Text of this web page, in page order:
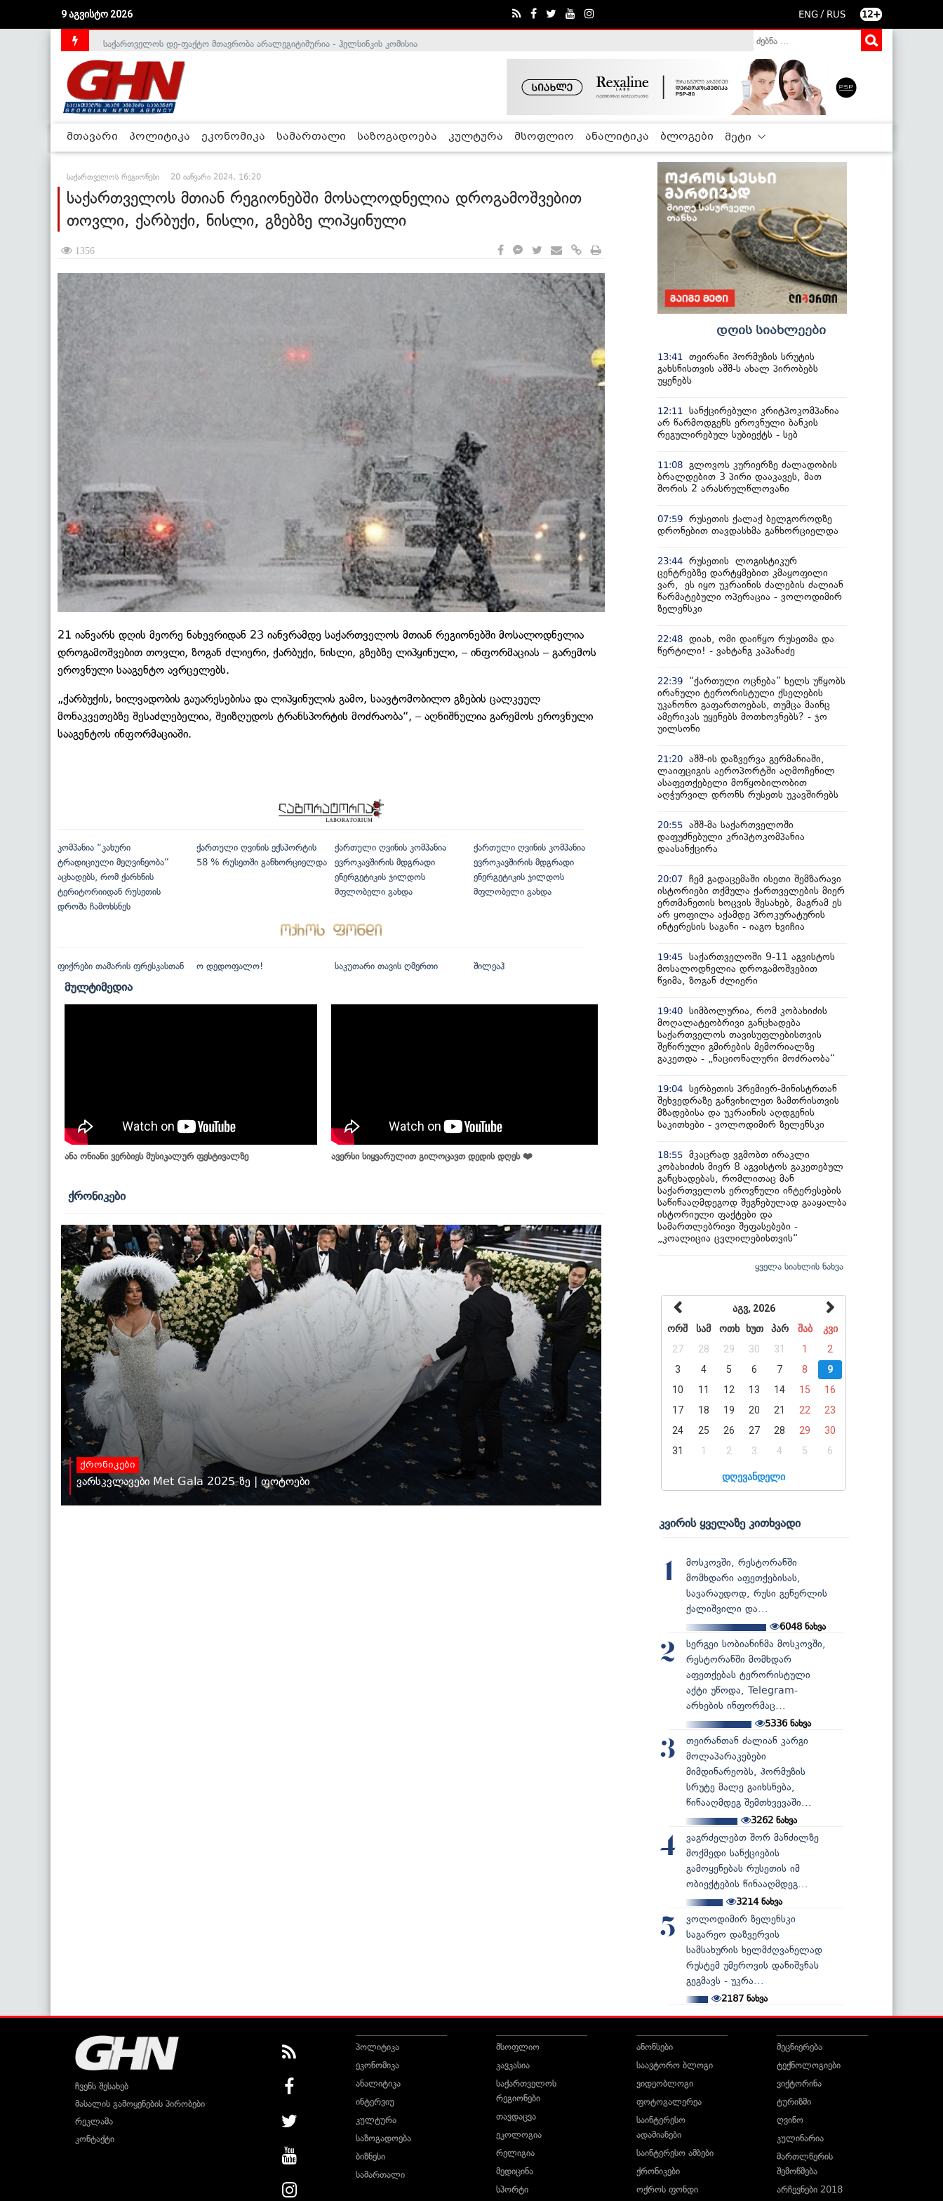
9 აგვისტო 2026 ENG / RUS 12+
საქართველოს დე-ფაქტო მთავრობა არალეგიტიმურია - ჰელსინკის კომისია
მთავარი პოლიტიკა ეკონომიკა სამართალი საზოგადოება კულტურა მსოფლიო ანალიტიკა ბლოგები მეტი
საქართველოს რეგიონები 20 იანვარი 2024, 16:20
საქართველოს მთიან რეგიონებში მოსალოდნელია დროგამოშვებით
თოვლი, ქარბუქი, ნისლი, გზებზე ლიპყინული
1356
21 იანვარს დღის მეორე ნახევრიდან 23 იანვრამდე საქართველოს მთიან რეგიონებში მოსალოდნელია
დროგამოშვებით თოვლი, ზოგან ძლიერი, ქარბუქი, ნისლი, გზებზე ლიპყინული, – ინფორმაციას – გარემოს
ეროვნული სააგენტო ავრცელებს.
„ქარბუქის, ხილვადობის გაუარესებისა და ლიპყინულის გამო, საავტომობილო გზების ცალკეულ
მონაკვეთებზე შესაძლებელია, შეიზღუდოს ტრანსპორტის მოძრაობა“, – აღნიშნულია გარემოს ეროვნული
სააგენტოს ინფორმაციაში.
კომპანია “კახური
ტრადიციული მეღვინეობა”
აცხადებს, რომ ქარხნის
ტერიტორიიდან რუსეთის
დროშა ჩამოხსნეს
ქართული ღვინის ექსპორტის
58 % რუსეთში განხორციელდა
ქართული ღვინის კომპანია
ევროკავშირის მდგრადი
ენერგეტიკის ჯილდოს
მფლობელი გახდა
ქართული ღვინის კომპანია
ევროკავშირის მდგრადი
ენერგეტიკის ჯილდოს
მფლობელი გახდა
ფიქრები თამარის ფრესკასთან ო დედოფალო! საკუთარი თავის ღმერთი შილეაჰ
მულტიმედია
ანა ონიანი ვერბიეს მუსიკალურ ფესტივალზე ავერსი სიყვარულით გილოცავთ დედის დღეს ❤️
ქრონიკები
ქრონიკები
ვარსკვლავები Met Gala 2025-ზე | ფოტოები
დღის სიახლეები
13:41
თეირანი ჰორმუზის სრუტის
გახსნისთვის აშშ-ს ახალ პირობებს
უყენებს
12:11
სანქცირებული კრიტპოკომპანია
არ წარმოდგენს ეროვნული ბანკის
რეგულირებულ სუბიექტს - სებ
11:08 გლოვოს კურიერზე ძალადობის
ბრალდებით 3 პირი დააკავეს, მათ
შორის 2 არასრულწლოვანი
07:59 რუსეთის ქალაქ ბელგოროდზე
დრონებით თავდასხმა განხორციელდა
23:44 რუსეთის ლოგისტიკურ
ცენტრებზე დარტყმებით კმაყოფილი
ვარ, ეს იყო უკრაინის ძალების ძალიან
წარმატებული ოპერაცია - ვოლოდიმირ
ზელენსკი
22:48 დიახ, ომი დაიწყო რუსეთმა და
წერტილი! - ვახტანგ კაპანაძე
22:39
“ქართული ოცნება” ხელს უწყობს
ირანული ტერორისტული ქსელების
უკანონო გაფართოებას, თუმცა მაინც
ამერიკას უყენებს მოთხოვნებს? - ჯო
უილსონი
21:20 აშშ-ის დაზვერვა გერმანიაში,
ლაიფციგის აეროპორტში აღმოჩენილ
ასაფეთქებელი მოწყობილობით
აღჭურვილ დრონს რუსეთს უკავშირებს
20:55 აშშ-მა საქართველოში
დაფუძნებული კრიპტოკომპანია
დაასანქცირა
20:07 ჩემ გადაცემაში ისეთი შემზარავი
ისტორიები თქმულა ქართველების მიერ
ერთმანეთის ხოცვის შესახებ, მაგრამ ეს
არ ყოფილა აქამდე პროკურატურის
ინტერესის საგანი - იაგო ხვიჩია
19:45 საქართველოში 9-11 აგვისტოს
მოსალოდნელია დროგამოშვებით
წვიმა, ზოგან ძლიერი
19:40 სიმბოლურია, რომ კობახიძის
მოღალატეობრივი განცხადება
საქართველოს თავისუფლებისთვის
შეწირული გმირების მემორიალზე
გაკეთდა - „ნაციონალური მოძრაობა“
19:04 სერბეთის პრემიერ-მინისტრთან
შეხვედრაზე განვიხილეთ ზამთრისთვის
მზადებისა და უკრაინის აღდგენის
საკითხები - ვოლოდიმირ ზელენსკი
18:55 მკაცრად ვგმობთ ირაკლი
კობახიძის მიერ 8 აგვისტოს გაკეთებულ
განცხადებას, რომლითაც მან
საქართველოს ეროვნული ინტერესების
საწინააღმდეგოდ შეგნებულად გააყალბა
ისტორიული ფაქტები და
სამართლებრივი შეფასებები -
„კოალიცია ცვლილებისთვის“
ყველა სიახლის ნახვა
აგვ, 2026
ორშ
სამ ოთხ ხუთ პარ შაბ
კვი
27
28 29 30 31 1
2
3
4 5 6 7 8
9
10
11 12 13 14 15
16
17
18 19 20 21 22
23
24
25 26 27 28 29
30
31
1 2 3 4 5 6
დღევანდელი
კვირის ყველაზე კითხვადი
1
მოსკოვში, რესტორანში
მომხდარი აფეთქებისას,
სავარაუდოდ, რუსი გენერლის
ქალიშვილი და...
6048 ნახვა
2
სერგეი სობიანინმა მოსკოვში,
რესტორანში მომხდარ
აფეთქებას ტერორისტული
აქტი უწოდა, Telegram-
არხების ინფორმაც...
5336ნახვა
3
თეირანთან ძალიან კარგი
მოლაპარაკებები
მიმდინარეობს, ჰორმუზის
სრუტე მალე გაიხსნება,
წინააღმდეგ შემთხვევაში...
3262ნახვა
4
ვაგრძელებთ შორ მანძილზე
მოქმედი სანქციების
გამოყენებას რუსეთის იმ
ობიექტების წინააღმდეგ...
3214ნახვა
5
ვოლოდიმირ ზელენსკი
საგარეო დაზვერვის
სამსახურის ხელმძღვანელად
რუსტემ უმეროვის დანიშვნას
გეგმავს - უკრა...
2187 ნახვა
ჩვენს შესახებ
მასალის გამოყენების პირობები
რეკლამა
კონტაქტი
პოლიტიკა
ეკონომიკა
ანალიტიკა
ინტერვიუ
კულტურა
საზოგადოება
ბიზნესი
სამართალი
მსოფლიო
კავკასია
საქართველოს
რეგიონები
თავდაცვა
ეკოლოგია
რელიგია
მედიცინა
სპორტი
ანონსები
საავტორო ბლოგი
ვიდეობლოგი
ფოტოგალერეა
საინტერესო
ადამიანები
საინტერესო ამბები
ქრონიკები
ოქროს ფონდი
მეცნიერება
ტექნოლოგიები
ვიქტორინა
ტურიზმი
ღვინო
კულინარია
მართლწერის
შემოწმება
არჩევნები 2018